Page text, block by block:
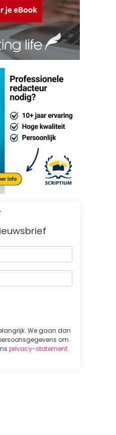
We gaan dan
om.
privacy-statement.